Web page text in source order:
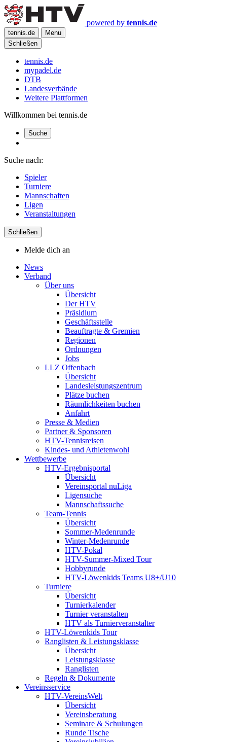
powered by tennis.de
tennis.de
Menu
Schließen
tennis.de
mypadel.de
DTB
Landesverbände
Weitere Plattformen
Willkommen bei tennis.de
Suche
Suche nach:
Spieler
Turniere
Mannschaften
Ligen
Veranstaltungen
Schließen
Melde dich an
News
Verband
Über uns
Übersicht
Der HTV
Präsidium
Geschäftsstelle
Beauftragte & Gremien
Regionen
Ordnungen
Jobs
LLZ Offenbach
Übersicht
Landesleistungszentrum
Plätze buchen
Räumlichkeiten buchen
Anfahrt
Presse & Medien
Partner & Sponsoren
HTV-Tennisreisen
Kindes- und Athletenwohl
Wettbewerbe
HTV-Ergebnisportal
Übersicht
Vereinsportal nuLiga
Ligensuche
Mannschaftssuche
Team-Tennis
Übersicht
Sommer-Medenrunde
Winter-Medenrunde
HTV-Pokal
HTV-Summer-Mixed Tour
Hobbyrunde
HTV-Löwenkids Teams U8+/U10
Turniere
Übersicht
Turnierkalender
Turnier veranstalten
HTV als Turnierveranstalter
HTV-Löwenkids Tour
Ranglisten & Leistungsklasse
Übersicht
Leistungsklasse
Ranglisten
Regeln & Dokumente
Vereinsservice
HTV-VereinsWelt
Übersicht
Vereinsberatung
Seminare & Schulungen
Runde Tische